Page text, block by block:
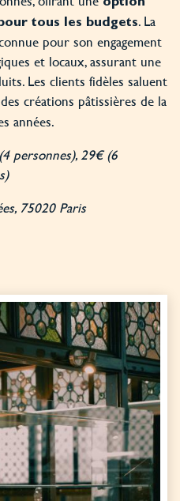
tous les budgets. La
pour son engagement
et locaux, assurant une
Les clients fidèles saluent
des créations pâtissières de la
années.
personnes), 29€ (6
75020 Paris